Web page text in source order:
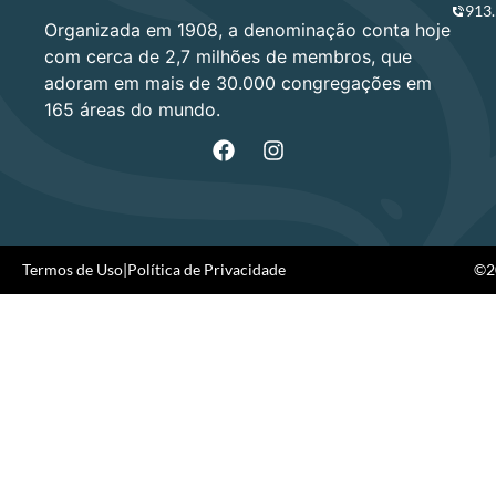
Organizada em 1908, a denominação conta hoje
com cerca de 2,7 milhões de membros, que
adoram em mais de 30.000 congregações em
165 áreas do mundo.
Termos de Uso|Política de Privacidade